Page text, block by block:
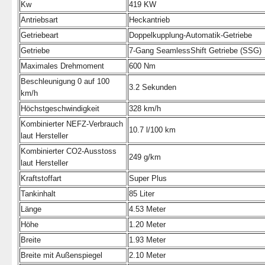
Kw
419 KW
Antriebsart
Heckantrieb
Getriebeart
Doppelkupplung-Automatik-Getriebe
Getriebe
7-Gang SeamlessShift Getriebe (SSG)
Maximales Drehmoment
600 Nm
Beschleunigung 0 auf 100
km/h
3.2 Sekunden
Höchstgeschwindigkeit
328 km/h
Kombinierter NEFZ-Verbrauch
laut Hersteller
10.7 l/100 km
Kombinierter CO2-Ausstoss
laut Hersteller
249 g/km
Kraftstoffart
Super Plus
Tankinhalt
85 Liter
Länge
4.53 Meter
Höhe
1.20 Meter
Breite
1.93 Meter
Breite mit Außenspiegel
2.10 Meter